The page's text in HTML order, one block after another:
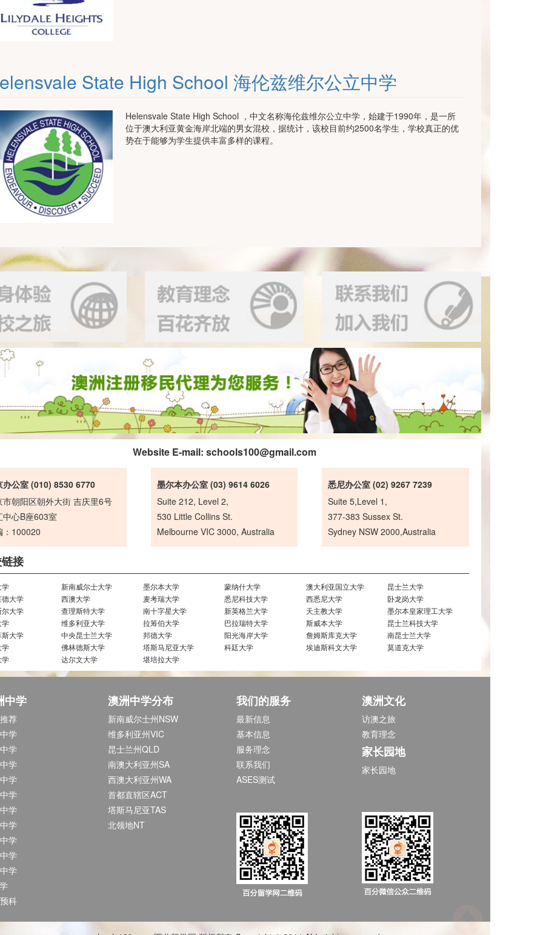
State High School 海伦兹维尔公立中学
Helensvale State High School ，中文名称海伦兹维尔公立中学，始建于1990年，是一所
位于澳大利亚黄金海岸北端的男女混校，据统计，该校目前约2500名学生，学校真正的优
势在于能够为学生提供丰富多样的课程。
Website E-mail: schools100@gmail.com
办公室 (010) 8530 6770
市朝阳区朝外大街 吉庆里6号
中心B座603室
：100020
墨尔本办公室 (03) 9614 6026
Suite 212, Level 2,
530 Little Collins St.
Melbourne VIC 3000, Australia
悉尼办公室 (02) 9267 7239
Suite 5,Level 1,
377-383 Sussex St.
Sydney NSW 2000,Australia
接
新南威尔士大学 墨尔本大学 蒙纳什大学 澳大利亚国立大学
昆士兰大学
大学
西澳大学 麦考瑞大学 悉尼科技大学 西悉尼大学
卧龙岗大学
大学
查理斯特大学 南十字星大学 新英格兰大学 天主教大学
墨尔本皇家理工大学
维多利亚大学 拉筹伯大学 巴拉瑞特大学 斯威本大学
昆士兰科技大学
大学
中央昆士兰大学 邦德大学 阳光海岸大学 詹姆斯库克大学
南昆士兰大学
佛林德斯大学 塔斯马尼亚大学 科廷大学 埃迪斯科文大学
莫道克大学
达尔文大学 堪培拉大学
中学
荐
学
学
学
学
学
学
学
学
学
学
科
澳洲中学分布
新南威尔士州NSW
维多利亚州VIC
昆士兰州QLD
南澳大利亚州SA
西澳大利亚州WA
首都直辖区ACT
塔斯马尼亚TAS
北领地NT
我们的服务
最新信息
基本信息
服务理念
联系我们
ASES测试
澳洲文化
访澳之旅
教育理念
家长园地
家长园地